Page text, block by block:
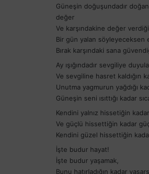
Güneşin doğuşundadır
değer
Ve karşındakine değer
Bir gün yalan söyleyeceksen
Bırak karşındaki sana
Ay ışığındadır sevgiliye
Ve sevgiline hasret kaldığın
Unutma yagmurun yağdığı
Güneşin seni ısıttığı kadar
Kendini yalnız hissetiğin kadar
Ve güçlü hissettiğin kadar
Kendini güzel hissettiğin
İşte budur hayat!
İşte budur yaşamak,
Bunu hatırladığın kadar